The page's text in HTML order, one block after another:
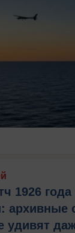
1926
архивные
удивят